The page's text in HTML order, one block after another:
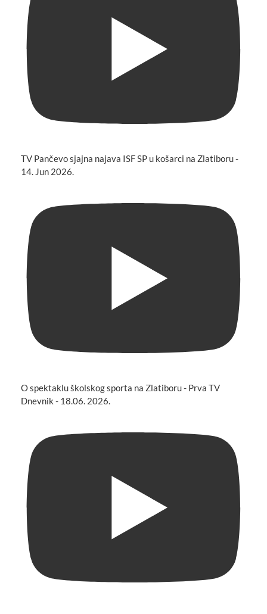
TV Pančevo sjajna najava ISF SP u košarci na Zlatiboru -
14. Jun 2026.
O spektaklu školskog sporta na Zlatiboru - Prva TV
Dnevnik - 18.06. 2026.